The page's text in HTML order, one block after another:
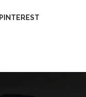
PINTEREST